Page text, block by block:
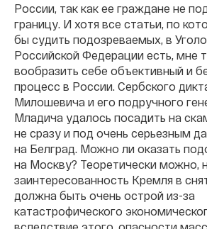
России, так как ее граждане не
границу. И хотя все статьи, по
бы судить подозреваемых, в
Российской Федерации есть, мне
вообразить себе объективный и
процесс в России. Сербского
Милошевича и его подручного
Младича удалось посадить на
не сразу и под очень серьезным
на Белград. Можно ли оказать
на Москву? Теоретически можно,
заинтересованность Кремля в
должна быть очень острой из-за
катастрофического